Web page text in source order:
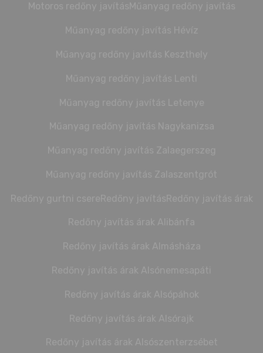
Motoros redőny javítás Műanyag redőny javítás
Műanyag redőny javítás Hévíz
Műanyag redőny javítás Keszthely
Műanyag redőny javítás Lenti
Műanyag redőny javítás Letenye
Műanyag redőny javítás Nagykanizsa
Műanyag redőny javítás Zalaegerszeg
Műanyag redőny javítás Zalaszentgrót
Redőny javítás Redőny javítás árak
Redőny javítás árak Alibánfa
Redőny javítás árak Almásháza
Redőny javítás árak Alsónemesapáti
Redőny javítás árak Alsópáhok
Redőny javítás árak Alsórajk
Redőny javítás árak Alsószenterzsébet